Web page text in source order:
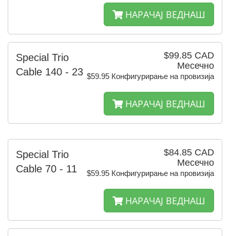
НАРАЧАЈ ВЕДНАШ
$99.85 CAD
Месечно
$59.95 Конфигурирање на провизија
Special Trio
Cable 140 - 23
НАРАЧАЈ ВЕДНАШ
$84.85 CAD
Месечно
$59.95 Конфигурирање на провизија
Special Trio
Cable 70 - 11
НАРАЧАЈ ВЕДНАШ